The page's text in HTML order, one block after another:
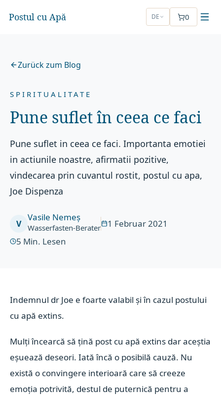
Postul cu Apă DE 0
Zurück zum Blog
SPIRITUALITATE
Pune suflet în ceea ce faci
Pune suflet in ceea ce faci. Importanta emotiei
in actiunile noastre, afirmatii pozitive,
vindecarea prin cuvantul rostit, postul cu apa,
Joe Dispenza
V
Vasile Nemeș
Wasserfasten-Berater
1 Februar 2021
5 Min. Lesen
Indemnul dr Joe e foarte valabil și în cazul postului
cu apă extins.
Mulți încearcă să țină post cu apă extins dar aceștia
eșuează deseori. Iată încă o posibilă cauză. Nu
există o convingere interioară care să creeze
emoția potrivită, destul de puternică pentru a